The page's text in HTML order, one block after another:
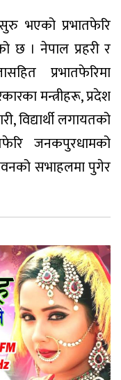
भएको प्रभातफेरि
छ । नेपाल प्रहरी र
प्रभातफेरिमा
मन्त्रीहरू, प्रदेश
विद्यार्थी लगायतको
जनकपुरधामको
सभाहलमा पुगेर